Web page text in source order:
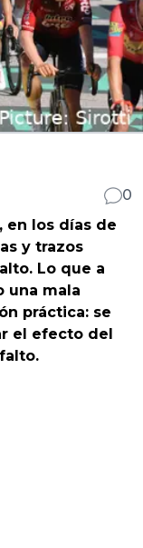
0
, en los días de
y trazos
Lo que a
una mala
práctica: se
el efecto del